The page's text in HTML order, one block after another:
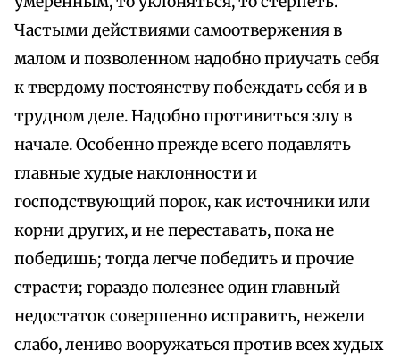
Частыми действиями самоотвержения в
малом и позволенном надобно приучать себя
к твердому постоянству побеждать себя и в
трудном деле. Надобно противиться злу в
начале. Особенно прежде всего подавлять
главные худые наклонности и
господствующий порок, как источники или
корни других, и не переставать, пока не
победишь; тогда легче победить и прочие
страсти; гораздо полезнее один главный
недостаток совершенно исправить, нежели
слабо, лениво вооружаться против всех худых